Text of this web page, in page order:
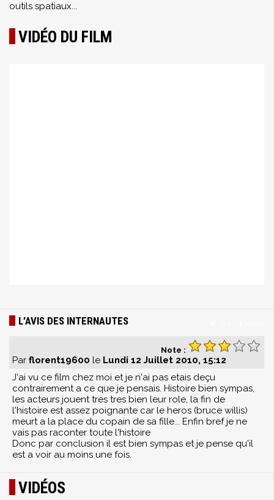
outils spatiaux...
VIDÉO DU FILM
L’AVIS DES INTERNAUTES
Note :
Par florent19600 le Lundi 12 Juillet 2010, 15:12
J'ai vu ce film chez moi et je n'ai pas etais deçu
contrairement a ce que je pensais. Histoire bien sympas,
les acteurs jouent tres tres bien leur role, la fin de
l'histoire est assez poignante car le heros (bruce willis)
meurt a la place du copain de sa fille... Enfin bref je ne
vais pas raconter toute l'histoire
Donc par conclusion il est bien sympas et je pense qu'il
est a voir au moins une fois.
VIDÉOS